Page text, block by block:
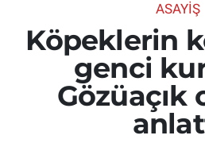
ASAYIŞ
Köpeklerin
genci
Gözüaçık